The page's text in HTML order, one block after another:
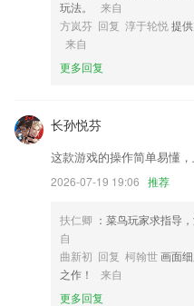
玩法。
来自
方岚芬 回复 淳于轮悦 提
来自
更多回复
长孙悦芬
这款游戏的操作简单易懂，
2026-07-19 19:06 推荐
扶仁卿 ：菜鸟玩家求指导
自
曲新初 回复 柯翰世画面
之作！
来自
更多回复